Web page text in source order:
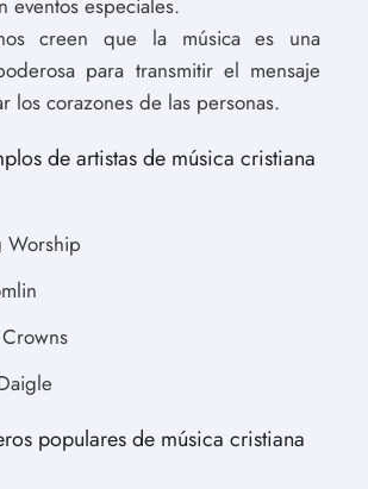
creen que la música es una
para transmitir el mensaje
los corazones de las personas.
de artistas de música cristiana
Worship
populares de música cristiana